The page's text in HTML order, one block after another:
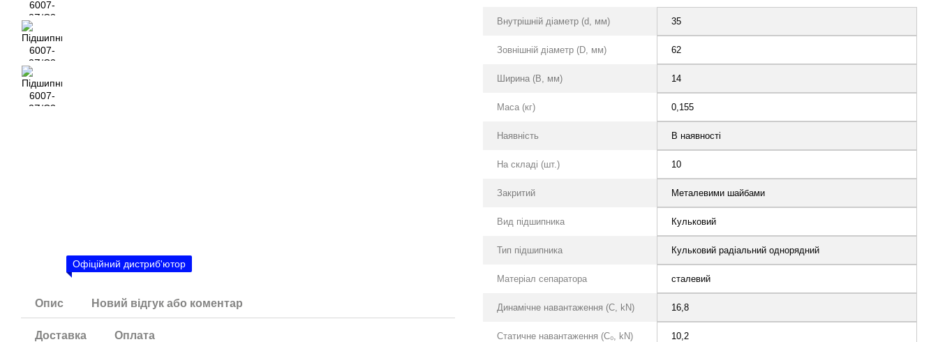
Офіційний дистриб'ютор
Опис Новий відгук або коментар
Доставка Оплата
Внутрішній діаметр (d, мм) 35
Зовнішній діаметр (D, мм) 62
Ширина (B, мм) 14
Маса (кг) 0,155
Наявність В наявності
На складі (шт.) 10
Закритий Металевими шайбами
Вид підшипника Кульковий
Тип підшипника Кульковий радіальний однорядний
Матеріал сепаратора сталевий
Динамічне навантаження (С, kN) 16,8
Статичне навантаження (С₀, kN) 10,2